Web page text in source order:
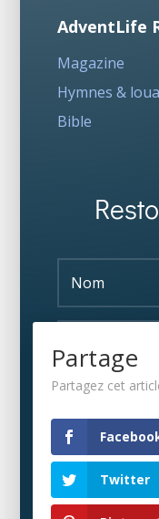
AdventLife
Magazine
Hymnes &
Bible
Partage
Partagez cet
Twitter